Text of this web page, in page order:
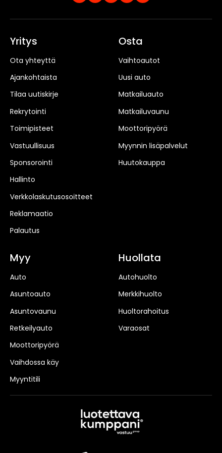
Yritys
Ota yhteyttä
Ajankohtaista
Tilaa uutiskirje
Rekrytointi
Toimipisteet
Vastuullisuus
Sponsorointi
Hallinto
Verkkolaskutusosoitteet
Reklamaatio
Palautus
Osta
Vaihtoautot
Uusi auto
Matkailuauto
Matkailuvaunu
Moottoripyörä
Myynnin lisäpalvelut
Huutokauppa
Myy
Auto
Asuntoauto
Asuntovaunu
Retkeilyauto
Moottoripyörä
Vaihdossa käy
Myyntitili
Huollata
Autohuolto
Merkkihuolto
Huoltorahoitus
Varaosat